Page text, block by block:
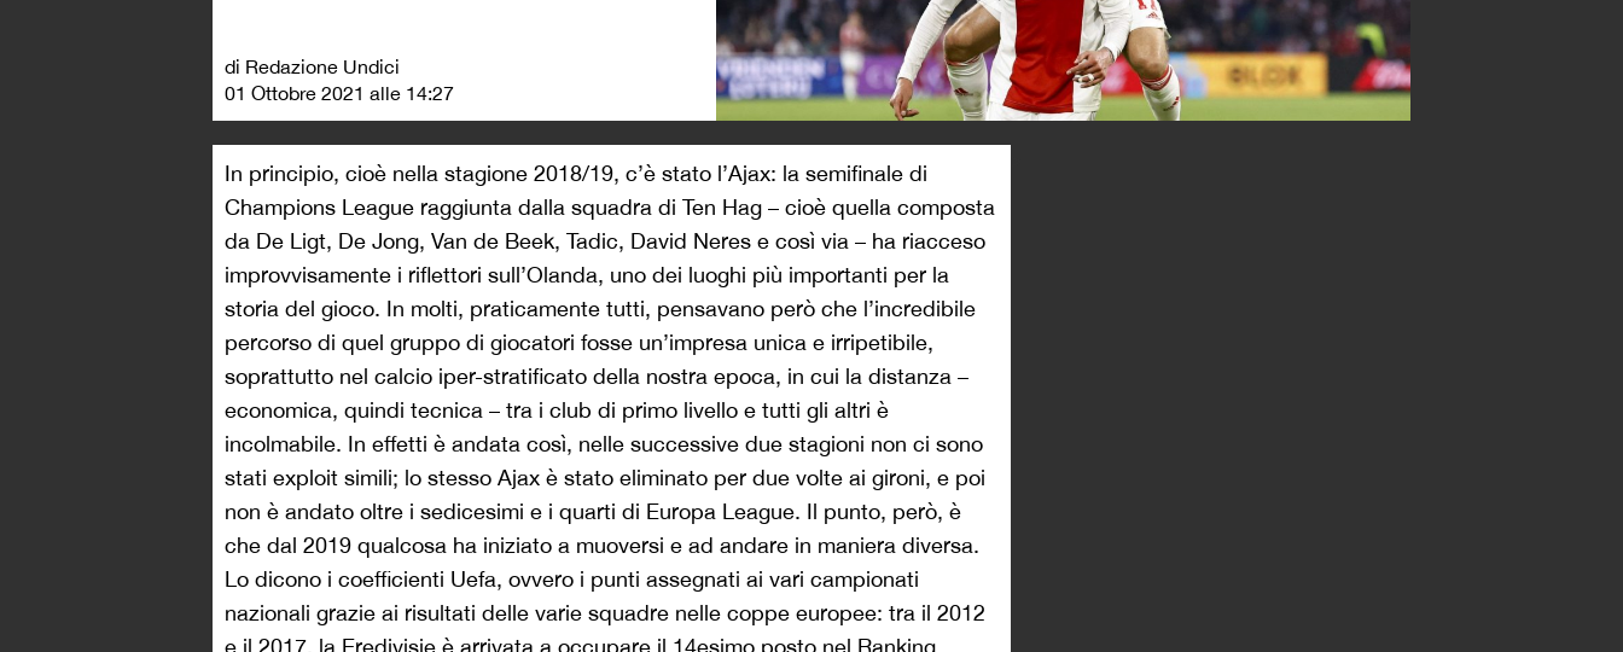
di Redazione Undici
01 Ottobre 2021 alle 14:27
In principio, cioè nella stagione 2018/19, c’è stato l’Ajax: la semifinale di
Champions League raggiunta dalla squadra di Ten Hag – cioè quella composta
da De Ligt, De Jong, Van de Beek, Tadic, David Neres e così via – ha riacceso
improvvisamente i riflettori sull’Olanda, uno dei luoghi più importanti per la
storia del gioco. In molti, praticamente tutti, pensavano però che l’incredibile
percorso di quel gruppo di giocatori fosse un’impresa unica e irripetibile,
soprattutto nel calcio iper-stratificato della nostra epoca, in cui la distanza –
economica, quindi tecnica – tra i club di primo livello e tutti gli altri è
incolmabile. In effetti è andata così, nelle successive due stagioni non ci sono
stati exploit simili; lo stesso Ajax è stato eliminato per due volte ai gironi, e poi
non è andato oltre i sedicesimi e i quarti di Europa League. Il punto, però, è
che dal 2019 qualcosa ha iniziato a muoversi e ad andare in maniera diversa.
Lo dicono i coefficienti Uefa, ovvero i punti assegnati ai vari campionati
nazionali grazie ai risultati delle varie squadre nelle coppe europee: tra il 2012
e il 2017, la Eredivisie è arrivata a occupare il 14esimo posto nel Ranking